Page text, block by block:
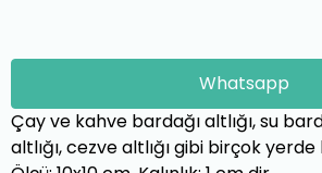
Whatsapp
Çay ve kahve bardağı altlığı, su
altlığı, cezve altlığı gibi birçok